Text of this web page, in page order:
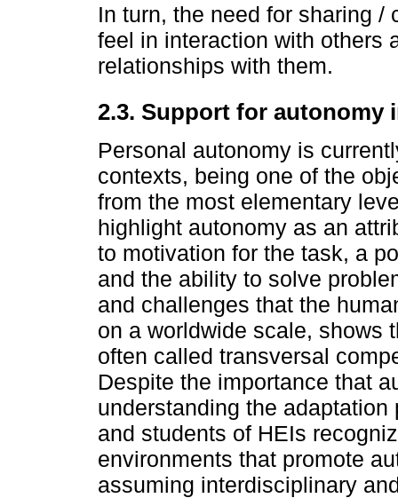
In turn, the need for sharing /
feel in interaction with others
relationships with them.
2.3. Support for autonomy
Personal autonomy is
contexts, being one of the
from the most elementary
highlight autonomy as an
to motivation for the task, a
and the ability to solve
and challenges that the
on a worldwide scale, shows
often called transversal
Despite the importance that
understanding the
and students of HEIs
environments that promote
assuming interdisciplinary